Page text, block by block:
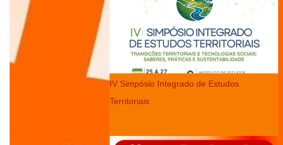
IV Simpósio Integrado de Estudos
Territoriais